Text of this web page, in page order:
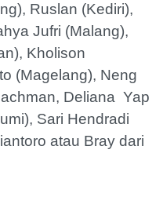
Ruslan (Kediri),
Jufri (Malang),
Kholison
(Magelang), Neng
Deliana Yap
Sari Hendradi
atau Bray dari